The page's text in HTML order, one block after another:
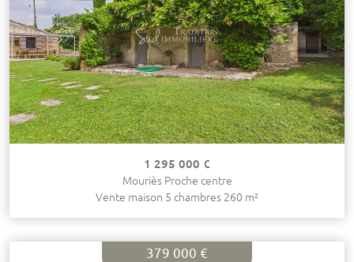
1 295 000 €
Mouriès Proche centre
Vente maison 5 chambres 260 m²
379 000 €